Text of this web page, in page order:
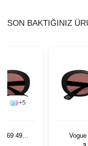
SON BAKTIĞINIZ
+5
69 49